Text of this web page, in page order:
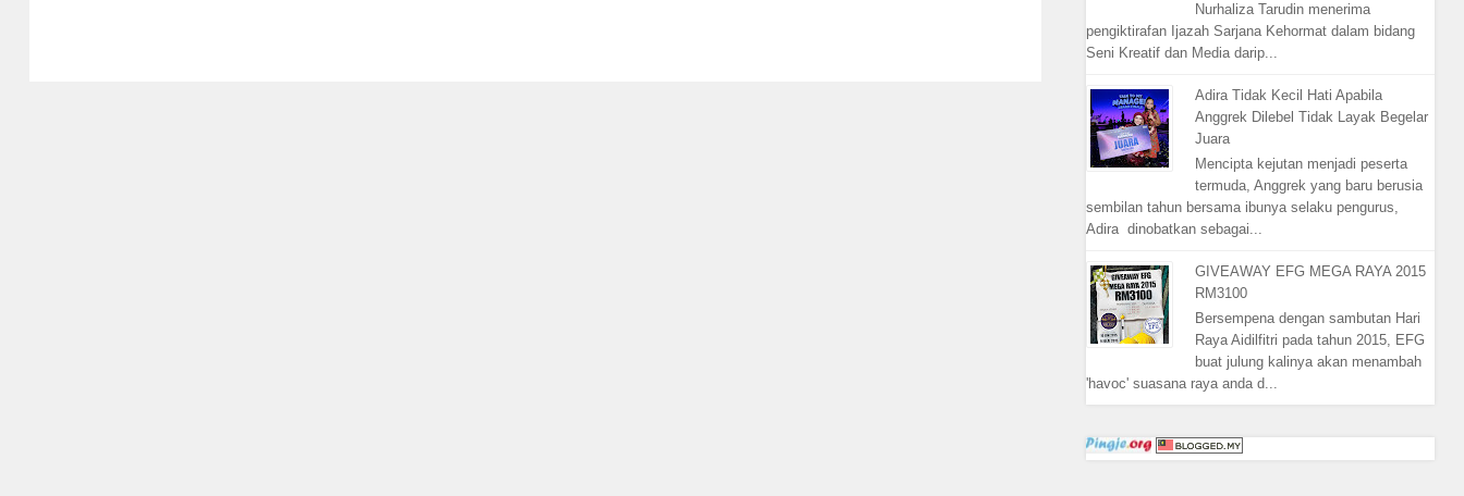
Nurhaliza Tarudin menerima
pengiktirafan Ijazah Sarjana Kehormat dalam bidang
Seni Kreatif dan Media darip...
Adira Tidak Kecil Hati Apabila
Anggrek Dilebel Tidak Layak Begelar
Juara
Mencipta kejutan menjadi peserta
termuda, Anggrek yang baru berusia
sembilan tahun bersama ibunya selaku pengurus,
Adira dinobatkan sebagai...
GIVEAWAY EFG MEGA RAYA 2015
RM3100
Bersempena dengan sambutan Hari
Raya Aidilfitri pada tahun 2015, EFG
buat julung kalinya akan menambah
'havoc' suasana raya anda d...